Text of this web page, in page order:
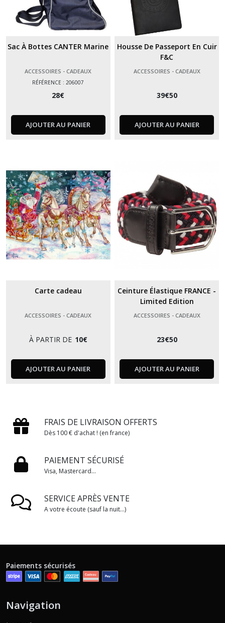
Sac À Bottes CANTER Marine
ACCESSOIRES - CADEAUX
RÉFÉRENCE : 206007
28€
AJOUTER AU PANIER
Housse De Passeport En Cuir
F&C
ACCESSOIRES - CADEAUX
39€50
AJOUTER AU PANIER
Carte cadeau
ACCESSOIRES - CADEAUX
À PARTIR DE 10€
AJOUTER AU PANIER
Ceinture Élastique FRANCE -
Limited Edition
ACCESSOIRES - CADEAUX
23€50
AJOUTER AU PANIER
FRAIS DE LIVRAISON OFFERTS
Dès 100 € d'achat ! (en france)
PAIEMENT SÉCURISÉ
Visa, Mastercard...
SERVICE APRÈS VENTE
A votre écoute (sauf la nuit...)
Paiements sécurisés
Navigation